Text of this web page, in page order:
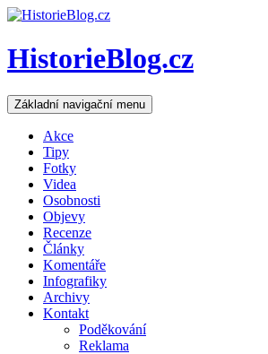
HistorieBlog.cz
Hledat
Základní navigační menu Přejít
k
Akce
Tipy
Fotky
Videa
Osobnosti
Objevy
Recenze
Články
Komentáře
Infografiky
Archivy
Kontakt
Poděkování
Reklama